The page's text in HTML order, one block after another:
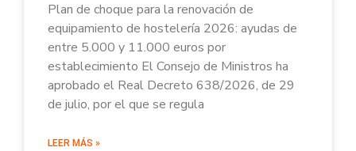
Plan de choque para la renovación de
equipamiento de hostelería 2026: ayudas de
entre 5.000 y 11.000 euros por
establecimiento El Consejo de Ministros ha
aprobado el Real Decreto 638/2026, de 29
de julio, por el que se regula
LEER MÁS »